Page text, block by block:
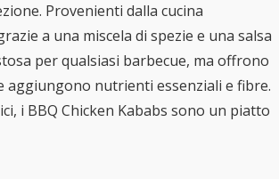
Provenienti dalla cucina
a una miscela di spezie e una salsa
per qualsiasi barbecue, ma offrono
aggiungono nutrienti essenziali e fibre.
i BBQ Chicken Kababs sono un piatto